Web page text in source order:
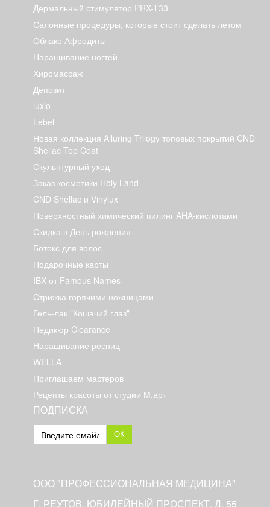
Дермальный стимулятор PRX-T33
Салонные процедуры, которые стоит сделать летом
Облако Афродиты
Наращивание ногтей
Хиромассаж
Депозит
luxio
Lebel
Новая коллекция Alluring Trilogy топовых покрытий CND
Shellac Top Coat
Скульптурный уход
Заказ косметики Holy Land
CND Shellac и Vinylux
Поверхностный химический пилинг AHA-кислотами
Скидка в День рождения
Ботокс для волос
Подарочные карты
IBX от Famous Names
Стрижка горячими ножницами
Гель-лак "Кошачий глаз"
Педикюр Clearance
Наращивание ресниц
WELLA
Приглашаем мастеров
Рецепты красоты от студии М.арт
ПОДПИСКА
ОК
ООО "ПРОФЕССИОНАЛЬНАЯ МЕДИЦИНА"
Г. РЕУТОВ, ЮБИЛЕЙНЫЙ ПРОСПЕКТ, Д. 55